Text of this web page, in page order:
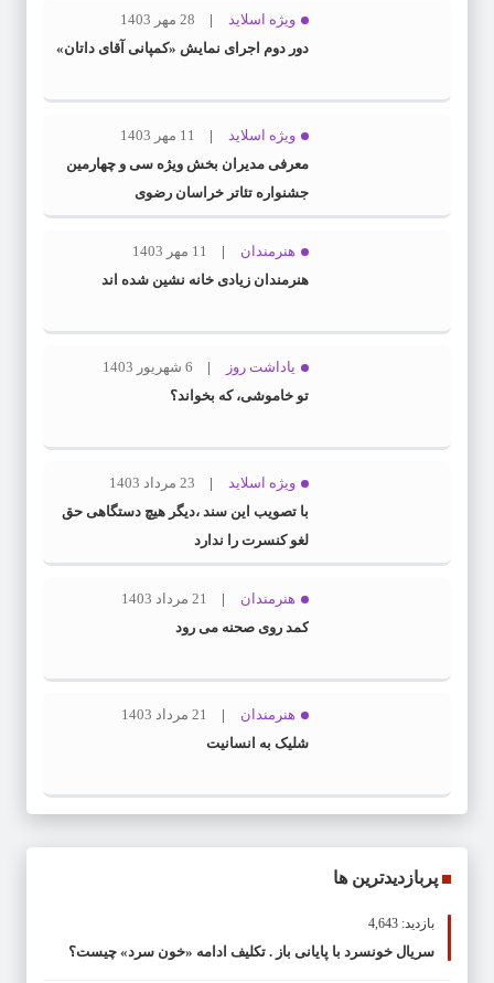
ویژه اسلاید
28 مهر 1403
دور دوم اجرای نمایش «کمپانی آقای داتان»
ویژه اسلاید
11 مهر 1403
معرفی مدیران بخش ویژه سی و چهارمین
جشنواره تئاتر خراسان رضوی
هنرمندان
11 مهر 1403
هنرمندان زیادی خانه نشین شده اند
یاداشت روز
6 شهریور 1403
تو خاموشی، که بخواند؟
ویژه اسلاید
23 مرداد 1403
با تصویب این سند ،دیگر هیچ دستگاهی حق
لغو کنسرت را ندارد
هنرمندان
21 مرداد 1403
کمد روی صحنه می رود
هنرمندان
21 مرداد 1403
شلیک به انسانیت
پربازدیدترین ها
بازدید: 4,643
سریال خونسرد با پایانی باز . تکلیف ادامه «خون سرد» چیست؟